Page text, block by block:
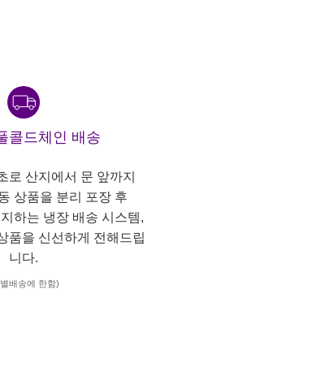
콜드체인 배송
로 산지에서 문 앞까지
상품을 분리 포장 후
하는 냉장 배송 시스템,
품을 신선하게 전해드립
니다.
배송에 한함)